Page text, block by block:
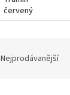
červený
Nejprodávanější